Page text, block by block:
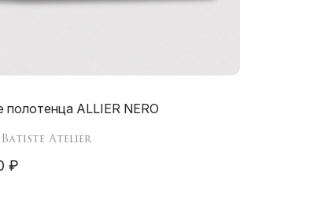
полотенца ALLIER NERO
Atelier
₽